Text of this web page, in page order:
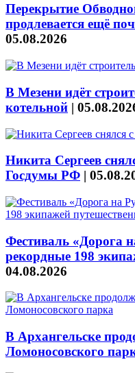
Перекрытие
продлевается ещё
05.08.2026
В Мезени идёт
котельной |
Никита Сергеев
Госдумы РФ |
Фестиваль «Дорога
рекордные 198
04.08.2026
В Архангельске
Ломоносовского